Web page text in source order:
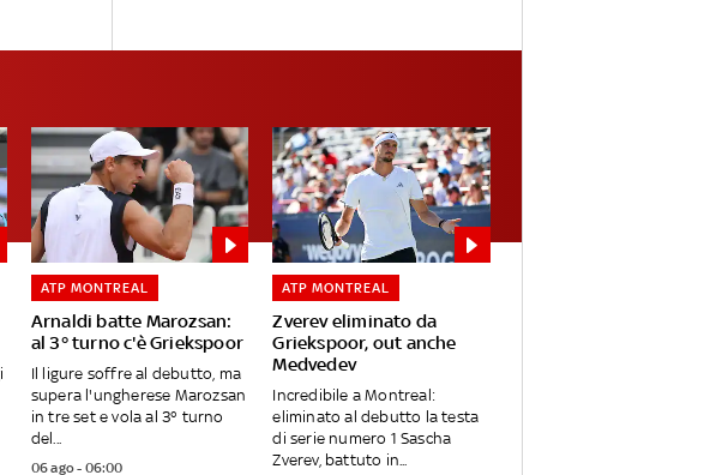
Arnaldi batte Marozsan:
al 3° turno c'è Griekspoor
ATP MONTREAL
Il ligure soffre al debutto, ma
supera l'ungherese Marozsan
in tre set e vola al 3° turno
del...
06 ago - 06:00
Zverev eliminato da
Griekspoor, out anche
Medvedev
ATP MONTREAL
Incredibile a Montreal:
eliminato al debutto la testa
di serie numero 1 Sascha
Zverev, battuto in...